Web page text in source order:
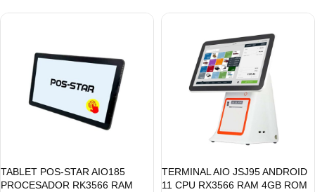
TABLET POS-STAR AIO185
PROCESADOR RK3566 RAM
TERMINAL AIO JSJ95 ANDROID
11 CPU RX3566 RAM 4GB ROM